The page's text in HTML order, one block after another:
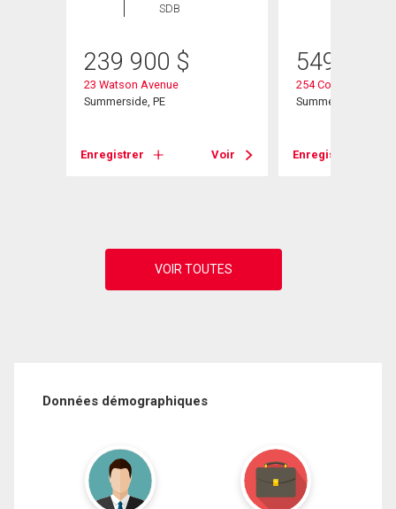
SDB
239 900 $
23 Watson Avenue
Summerside, PE
Enregistrer Voir
549 900
254 Colin Avenue
Summerside, PE
Enregistrer
Données démographiques